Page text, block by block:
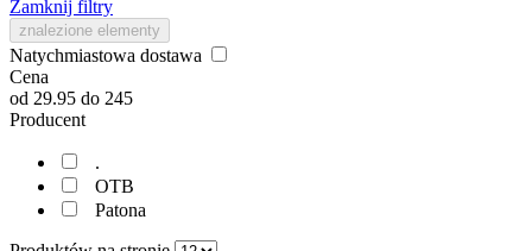
Zamknij filtry
znalezione elementy
Natychmiastowa dostawa
Cena
od 29.95 do 245
Producent
.
OTB
Patona